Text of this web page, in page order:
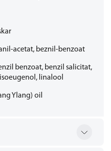
acetat, beznil-benzoat
benzoat, benzil salicitat,
linalool
Ylang) oil